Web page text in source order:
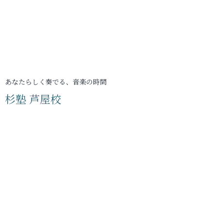
あなたらしく奏でる、音楽の時間
杉塾 芦屋校